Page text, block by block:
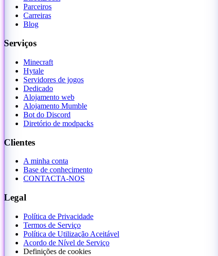
Parceiros
Carreiras
Blog
Serviços
Minecraft
Hytale
Servidores de jogos
Dedicado
Alojamento web
Alojamento Mumble
Bot do Discord
Diretório de modpacks
Clientes
A minha conta
Base de conhecimento
CONTACTA-NOS
Legal
Política de Privacidade
Termos de Serviço
Política de Utilização Aceitável
Acordo de Nível de Serviço
Definições de cookies